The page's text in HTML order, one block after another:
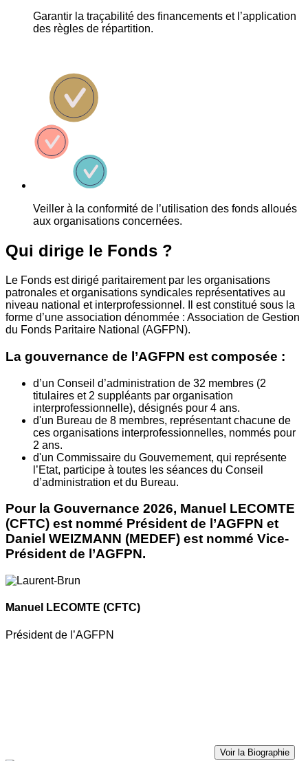
Garantir la traçabilité des financements et l’application
des règles de répartition.
Veiller à la conformité de l’utilisation des fonds alloués
aux organisations concernées.
Qui dirige le Fonds ?
Le Fonds est dirigé paritairement par les organisations
patronales et organisations syndicales représentatives au
niveau national et interprofessionnel. Il est constitué sous la
forme d’une association dénommée : Association de Gestion
du Fonds Paritaire National (AGFPN).
La gouvernance de l’AGFPN est composée :
d’un Conseil d’administration de 32 membres (2
titulaires et 2 suppléants par organisation
interprofessionnelle), désignés pour 4 ans.
d'un Bureau de 8 membres, représentant chacune de
ces organisations interprofessionnelles, nommés pour
2 ans.
d'un Commissaire du Gouvernement, qui représente
l’Etat, participe à toutes les séances du Conseil
d’administration et du Bureau.
Pour la Gouvernance 2026, Manuel LECOMTE
(CFTC) est nommé Président de l’AGFPN et
Daniel WEIZMANN (MEDEF) est nommé Vice-
Président de l’AGFPN.
Manuel LECOMTE (CFTC)
Président de l’AGFPN
Voir la Biographie